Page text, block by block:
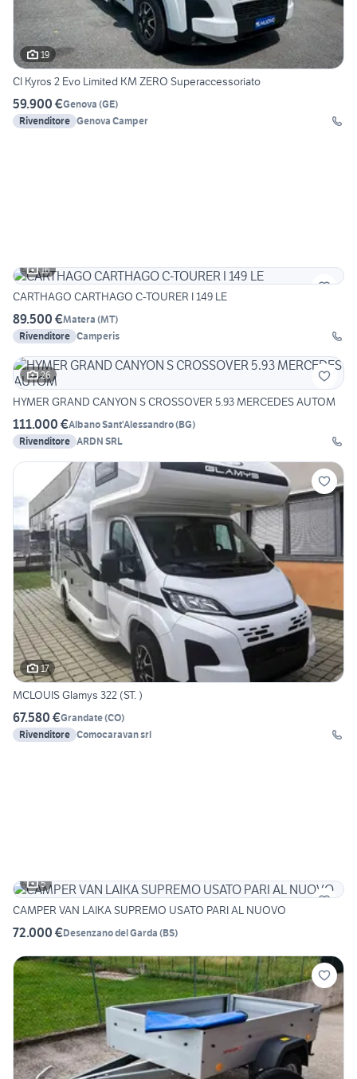
19
CI Kyros 2 Evo Limited KM ZERO Superaccessoriato
59.900 €Genova (GE)
Rivenditore Genova Camper
16
CARTHAGO CARTHAGO C-TOURER I 149 LE
89.500 €Matera (MT)
Rivenditore Camperis
26
HYMER GRAND CANYON S CROSSOVER 5.93 MERCEDES AUTOM
111.000 €Albano Sant'Alessandro(BG)
Rivenditore ARDN SRL
17
MCLOUIS Glamys 322 (ST. )
67.580 €Grandate(CO)
Rivenditore Comocaravan srl
5
CAMPER VAN LAIKA SUPREMO USATO PARI AL NUOVO
72.000 €Desenzano del Garda (BS)